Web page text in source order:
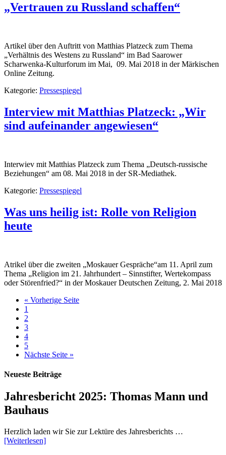
„Vertrauen zu Russland schaffen“
Artikel über den Auftritt von Matthias Platzeck zum Thema
„Verhältnis des Westens zu Russland“ im Bad Saarower
Scharwenka-Kulturforum im Mai, 09. Mai 2018 in der Märkischen
Online Zeitung.
Kategorie: Pressespiegel
Interview mit Matthias Platzeck: „Wir
sind aufeinander angewiesen“
Interwiev mit Matthias Platzeck zum Thema „Deutsch-russische
Beziehungen“ am 08. Mai 2018 in der SR-Mediathek.
Kategorie: Pressespiegel
Was uns heilig ist: Rolle von Religion
heute
Atrikel über die zweiten „Moskauer Gespräche“am 11. April zum
Thema „Religion im 21. Jahrhundert – Sinnstifter, Wertekompass
oder Störenfried?“ in der Moskauer Deutschen Zeitung, 2. Mai 2018
« Vorherige Seite
1
2
3
4
5
Nächste Seite »
Neueste Beiträge
Jahresbericht 2025: Thomas Mann und
Bauhaus
Herzlich laden wir Sie zur Lektüre des Jahresberichts …
[Weiterlesen]